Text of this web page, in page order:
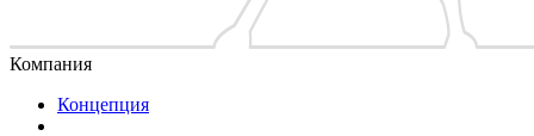
Компания
Концепция